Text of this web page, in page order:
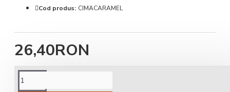
26,40RON
Cod produs: CIMACARAMEL